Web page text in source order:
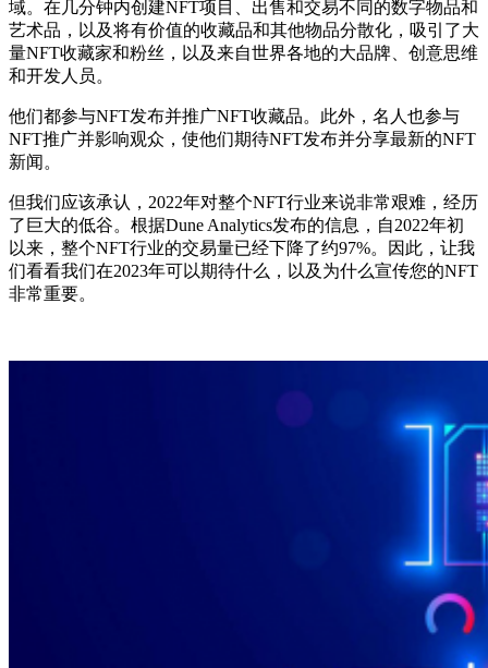
域。在几分钟内创建NFT项目、出售和交易不同的数字物品和
艺术品，以及将有价值的收藏品和其他物品分散化，吸引了大
量NFT收藏家和粉丝，以及来自世界各地的大品牌、创意思维
和开发人员。
他们都参与NFT发布并推广NFT收藏品。此外，名人也参与
NFT推广并影响观众，使他们期待NFT发布并分享最新的NFT
新闻。
但我们应该承认，2022年对整个NFT行业来说非常艰难，经历
了巨大的低谷。根据Dune Analytics发布的信息，自2022年初
以来，整个NFT行业的交易量已经下降了约97%。因此，让我
们看看我们在2023年可以期待什么，以及为什么宣传您的NFT
非常重要。